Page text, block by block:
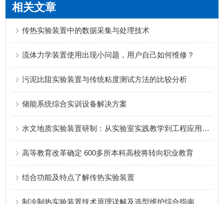
相关文章
传热实验装置中的数据采集与处理技术
流体力学装置使用出现小问题，用户自己如何维修？
污泥比阻实验装置与传统粘度测试方法的比较分析
储能系统综合实训设备解决方案
水文地质实验装置研制：从实验室实践教学到工程应用的能力提升之路
高等教育改革确定 600多所本科高校将转向职业教育
结合功能及特点了解传热实验装置
制冷制热实验装置技术原理详解及选型维护综合指南